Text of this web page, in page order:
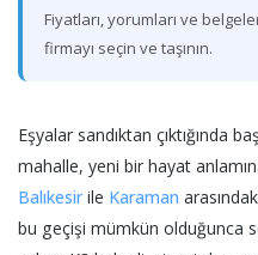
Fiyatları, yorumları ve
firmayı seçin ve taşının.
Eşyalar sandıktan çıktığında
mahalle, yeni bir hayat
Balıkesirile Karaman
bu geçişi mümkün olduğunca